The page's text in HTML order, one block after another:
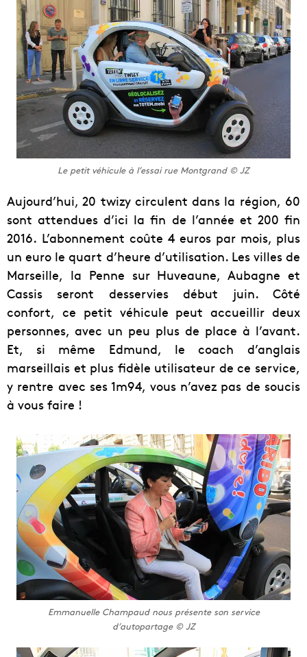
Le petit véhicule à l’essai rue Montgrand © JZ
Aujourd’hui, 20 twizy circulent dans la région, 60
sont attendues d’ici la fin de l’année et 200 fin
2016. L’abonnement coûte 4 euros par mois, plus
un euro le quart d’heure d’utilisation. Les villes de
Marseille, la Penne sur Huveaune, Aubagne et
Cassis seront desservies début juin. Côté
confort, ce petit véhicule peut accueillir deux
personnes, avec un peu plus de place à l’avant.
Et, si même Edmund, le coach d’anglais
marseillais et plus fidèle utilisateur de ce service,
y rentre avec ses 1m94, vous n’avez pas de soucis
à vous faire !
Emmanuelle Champaud nous présente son service
d’autopartage © JZ